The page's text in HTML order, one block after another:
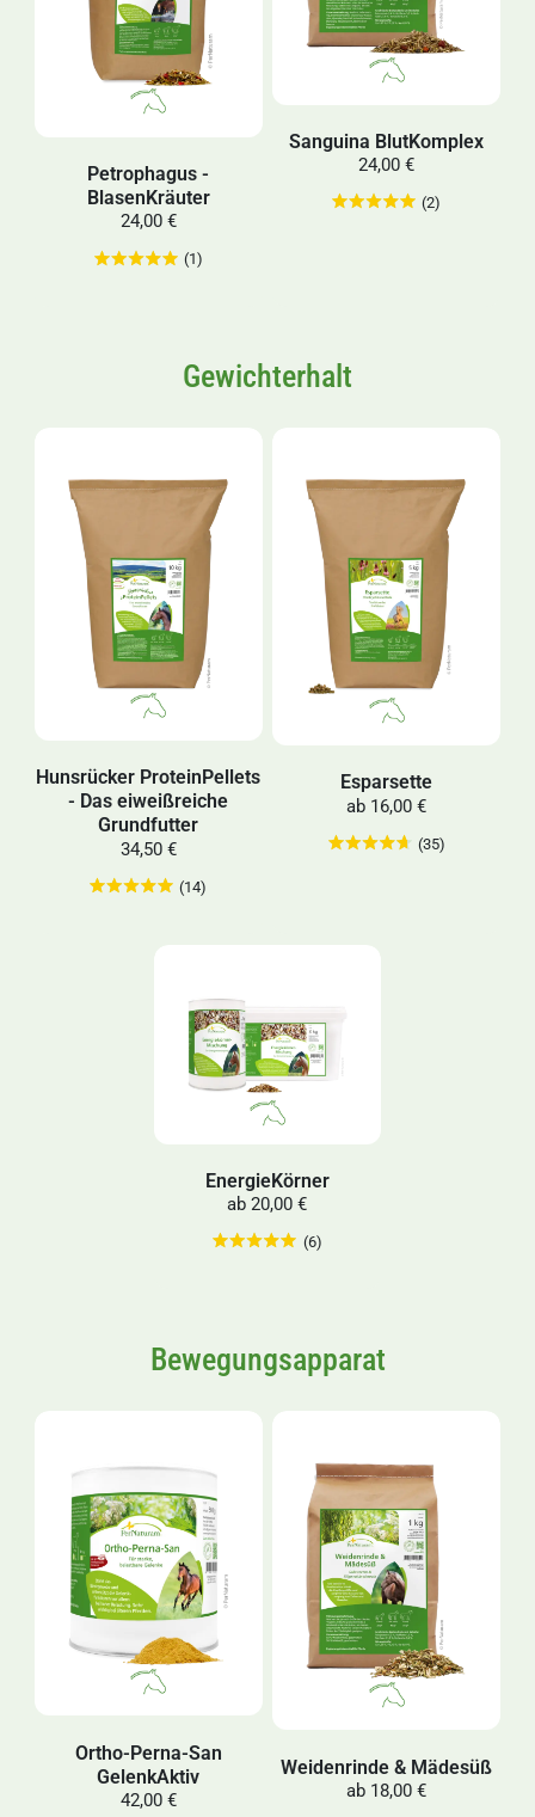
Petrophagus -
BlasenKräuter
24,00 €
(1)
Sanguina BlutKomplex
24,00 €
(2)
Gewichterhalt
Hunsrücker ProteinPellets
- Das eiweißreiche
Grundfutter
34,50 €
(14)
Esparsette
ab 16,00 €
(35)
EnergieKörner
ab 20,00 €
(6)
Bewegungsapparat
Ortho-Perna-San
GelenkAktiv
42,00 €
Weidenrinde & Mädesüß
ab 18,00 €